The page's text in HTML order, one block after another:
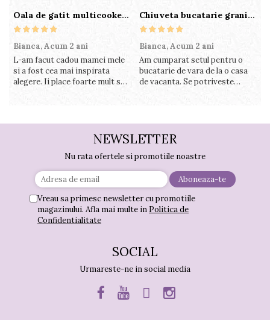
Oala de gatit multicooker 11 functii Instant Pot Pro Crisp 8 + Air Fryer 7.6 lt
Bianca,Acum 2 ani
L-am facut cadou mamei mele
si a fost cea mai inspirata
alegere. Ii place foarte mult sa
gandesc serios sa imi cumpar
si eu! Recomand mult !
Chiuveta bucatarie granit cu finisaj negru perlat/cupru Steingran Art Copper cu dozator si baterie Quadron
Bianca,Acum 2 ani
Am cumparat setul pentru o
bucatarie de vara de la o casa
de vacanta. Se potriveste
cu drag !
NEWSLETTER
Nu rata ofertele si promotiile noastre
Vreau sa primesc newsletter cu promotiile
magazinului. Afla mai multe in Politica de
Confidentialitate
SOCIAL
Urmareste-ne in social media